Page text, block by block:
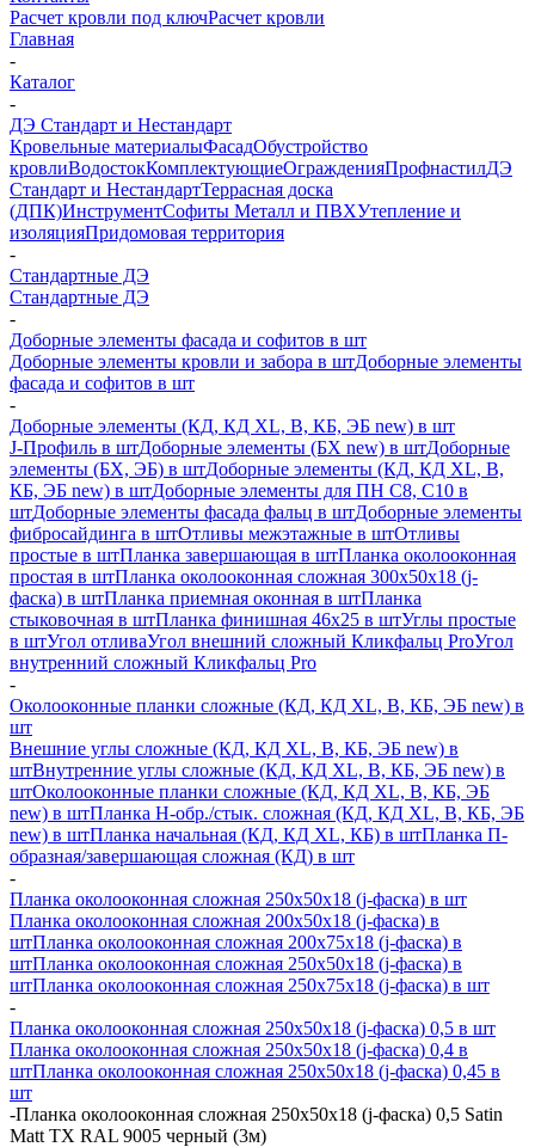
Расчет кровли под ключРасчет кровли
Главная
-
Каталог
-
ДЭ Стандарт и Нестандарт
Кровельные материалыФасадОбустройство
кровлиВодостокКомплектующиеОгражденияПрофнастилДЭ
Стандарт и НестандартТеррасная доска
(ДПК)ИнструментСофиты Металл и ПВХУтепление и
изоляцияПридомовая территория
-
Стандартные ДЭ
Стандартные ДЭ
-
Доборные элементы фасада и софитов в шт
Доборные элементы кровли и забора в штДоборные элементы
фасада и софитов в шт
-
Доборные элементы (КД, КД XL, В, КБ, ЭБ new) в шт
J-Профиль в штДоборные элементы (БХ new) в штДоборные
элементы (БХ, ЭБ) в штДоборные элементы (КД, КД XL, В,
КБ, ЭБ new) в штДоборные элементы для ПН С8, С10 в
штДоборные элементы фасада фальц в штДоборные элементы
фибросайдинга в штОтливы межэтажные в штОтливы
простые в штПланка завершающая в штПланка околооконная
простая в штПланка околооконная сложная 300х50х18 (j-
фаска) в штПланка приемная оконная в штПланка
стыковочная в штПланка финишная 46х25 в штУглы простые
в штУгол отливаУгол внешний сложный Кликфальц ProУгол
внутренний сложный Кликфальц Pro
-
Околооконные планки сложные (КД, КД XL, В, КБ, ЭБ new) в
шт
Внешние углы сложные (КД, КД XL, В, КБ, ЭБ new) в
штВнутренние углы сложные (КД, КД XL, В, КБ, ЭБ new) в
штОколооконные планки сложные (КД, КД XL, В, КБ, ЭБ
new) в штПланка H-обр./стык. сложная (КД, КД XL, В, КБ, ЭБ
new) в штПланка начальная (КД, КД XL, КБ) в штПланка П-
образная/завершающая сложная (КД) в шт
-
Планка околооконная сложная 250х50х18 (j-фаска) в шт
Планка околооконная сложная 200х50х18 (j-фаска) в
штПланка околооконная сложная 200х75х18 (j-фаска) в
штПланка околооконная сложная 250х50х18 (j-фаска) в
штПланка околооконная сложная 250х75х18 (j-фаска) в шт
-
Планка околооконная сложная 250х50х18 (j-фаска) 0,5 в шт
Планка околооконная сложная 250х50х18 (j-фаска) 0,4 в
штПланка околооконная сложная 250х50х18 (j-фаска) 0,45 в
шт
-Планка околооконная сложная 250х50х18 (j-фаска) 0,5 Satin
Matt TX RAL 9005 черный (3м)